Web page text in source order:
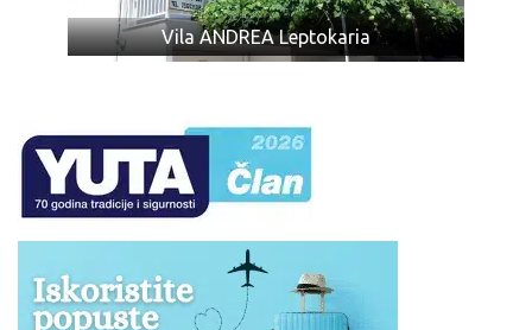
Ukoliko Vam ponuda za Vila DIMITRA Leptokaria ne odgovara
pogledajte ponudu ostalih smeštaja u letovalištuLeptokaria
Vila ANDREA Leptokaria